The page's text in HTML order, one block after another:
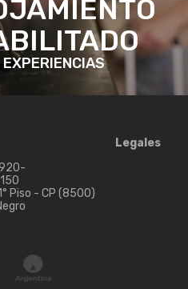
EXPERIENCIAS
Piso - CP (8500)
Legales